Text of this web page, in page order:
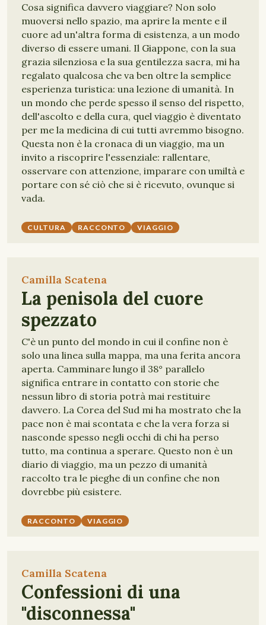
Cosa significa davvero viaggiare? Non solo
muoversi nello spazio, ma aprire la mente e il
cuore ad un'altra forma di esistenza, a un modo
diverso di essere umani. Il Giappone, con la sua
grazia silenziosa e la sua gentilezza sacra, mi ha
regalato qualcosa che va ben oltre la semplice
esperienza turistica: una lezione di umanità. In
un mondo che perde spesso il senso del rispetto,
dell'ascolto e della cura, quel viaggio è diventato
per me la medicina di cui tutti avremmo bisogno.
Questa non è la cronaca di un viaggio, ma un
invito a riscoprire l'essenziale: rallentare,
osservare con attenzione, imparare con umiltà e
portare con sé ciò che si è ricevuto, ovunque si
vada.
CULTURA RACCONTO VIAGGIO
Camilla Scatena
La penisola del cuore
spezzato
C'è un punto del mondo in cui il confine non è
solo una linea sulla mappa, ma una ferita ancora
aperta. Camminare lungo il 38° parallelo
significa entrare in contatto con storie che
nessun libro di storia potrà mai restituire
davvero. La Corea del Sud mi ha mostrato che la
pace non è mai scontata e che la vera forza si
nasconde spesso negli occhi di chi ha perso
tutto, ma continua a sperare. Questo non è un
diario di viaggio, ma un pezzo di umanità
raccolto tra le pieghe di un confine che non
dovrebbe più esistere.
RACCONTO VIAGGIO
Camilla Scatena
Confessioni di una
"disconnessa"